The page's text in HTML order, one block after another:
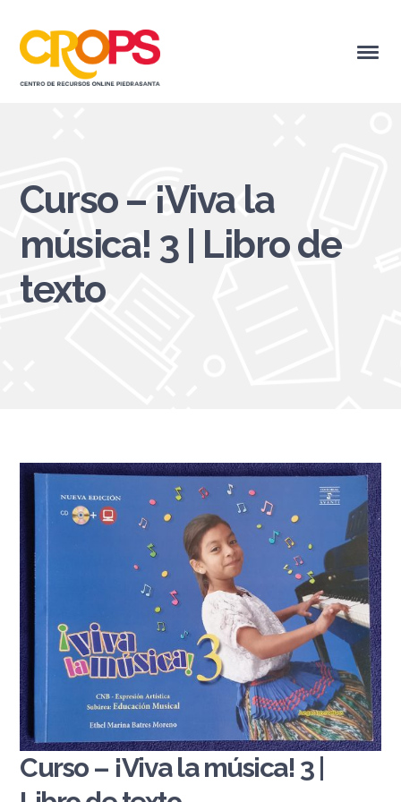
Curso – ¡Viva la
música! 3 | Libro de
texto
Curso – ¡Viva la música! 3 |